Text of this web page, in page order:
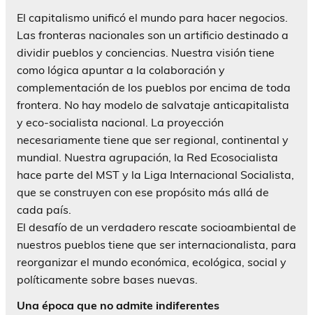
El capitalismo unificó el mundo para hacer negocios.
Las fronteras nacionales son un artificio destinado a
dividir pueblos y conciencias. Nuestra visión tiene
como lógica apuntar a la colaboración y
complementación de los pueblos por encima de toda
frontera. No hay modelo de salvataje anticapitalista
y eco-socialista nacional. La proyección
necesariamente tiene que ser regional, continental y
mundial. Nuestra agrupación, la Red Ecosocialista
hace parte del MST y la Liga Internacional Socialista,
que se construyen con ese propósito más allá de
cada país.
El desafío de un verdadero rescate socioambiental de
nuestros pueblos tiene que ser internacionalista, para
reorganizar el mundo económica, ecológica, social y
políticamente sobre bases nuevas.
Una época que no admite indiferentes